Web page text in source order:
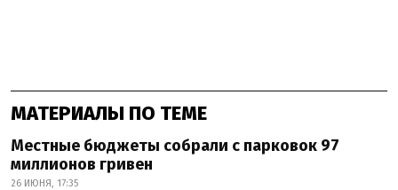
МАТЕРИАЛЫ ПО ТЕМЕ
Местные бюджеты собрали с парковок 97
миллионов гривен
26 ИЮНЯ, 17:35